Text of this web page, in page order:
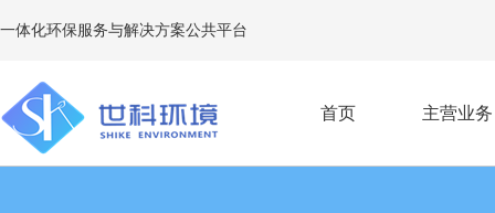
一体化环保服务与解决方案公共平台
首页 主营业务